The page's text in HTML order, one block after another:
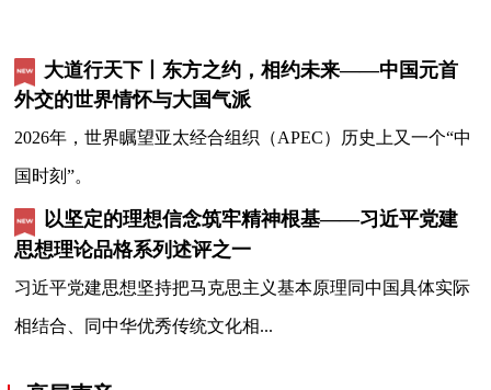
大道行天下丨东方之约，相约未来——中国元首
外交的世界情怀与大国气派
2026年，世界瞩望亚太经合组织（APEC）历史上又一个“中
国时刻”。
以坚定的理想信念筑牢精神根基——习近平党建
思想理论品格系列述评之一
习近平党建思想坚持把马克思主义基本原理同中国具体实际
相结合、同中华优秀传统文化相...